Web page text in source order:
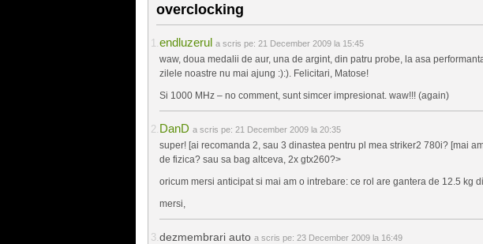
overclocking
endluzerul a scris pe: 21 December 2009 la 15:45
waw, doua medalii de aur, una de argint, din patru probe, la asa
zilele noastre nu mai ajung :):). Felicitari, Matose!
Si 1000 MHz – no comment, sunt simcer impresionat. waw!!! (again)
DanD a scris pe: 21 December 2009 la 20:35
super! [ai recomanda 2, sau 3 dinastea pentru pl mea striker2 780i? [mai
de fizica? sau sa bag altceva, 2x gtx260?>
oricum mersi anticipat si mai am o intrebare: ce rol are gantera de 12.5 kg
mersi,
dezmembrari auto a scris pe: 23 December 2009 la 16:49